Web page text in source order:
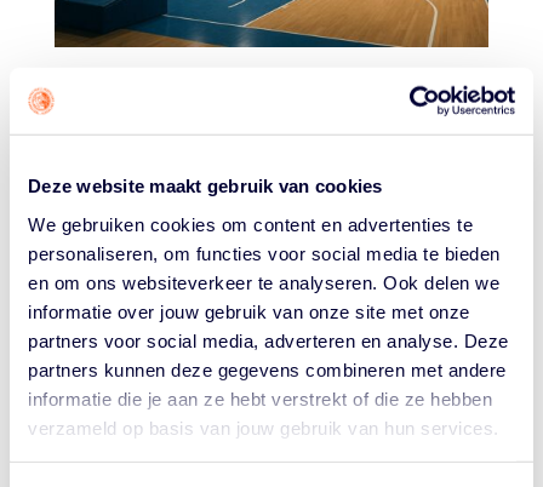
Deze website maakt gebruik van cookies
We gebruiken cookies om content en advertenties te
personaliseren, om functies voor social media te bieden
en om ons websiteverkeer te analyseren. Ook delen we
informatie over jouw gebruik van onze site met onze
partners voor social media, adverteren en analyse. Deze
partners kunnen deze gegevens combineren met andere
informatie die je aan ze hebt verstrekt of die ze hebben
verzameld op basis van jouw gebruik van hun services.
vrijdag 14 november om 17.00 uur kunnen sportclubs
en ondernemende sportaanbieders een
Clubbase. Het budget kan worden ingezet voor
verduurzaming, waardering van vrijwilligers en
professionals, of initiatieven gericht op inclusie en
sociale veiligheid.
Omdat het beschikbare budget beperkt is, wordt op
willekeurige basis bepaald welke clubs of
ondernemingen het bedrag ontvangen. Elke club of
onderneming kan maximaal één aanvraag indienen.
Voordat je een aanvraag kunt doen, maak je een profiel